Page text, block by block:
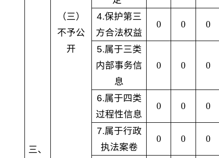
三、
（三）
不予公
开
4.保护第三
方合法权益
0 0 0
5.属于三类
内部事务信
息
0 0 0
6.属于四类
过程性信息
0 0 0
7.属于行政
执法案卷
0 0 0